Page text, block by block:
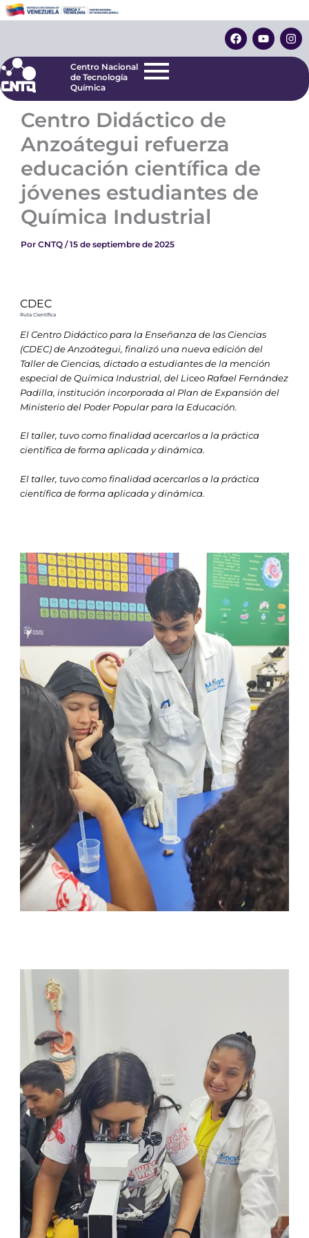
al
F
a
c
o
Y
o
u
e
I
n
s
r
Centro Nacional
de Tecnología
Centro Nacional
de Tecnología
Química
Centro Didáctico de
Anzoátegui refuerza
educación científica de
jóvenes estudiantes de
Química Industrial
Por CNTQ /15 de septiembre de 2025
CDEC
Ruta Científica
El Centro Didáctico para la Enseñanza de las Ciencias
(CDEC) de Anzoátegui, finalizó una nueva edición del
Taller de Ciencias, dictado a estudiantes de la mención
especial de Química Industrial, del Liceo Rafael Fernández
Padilla, institución incorporada al Plan de Expansión del
Ministerio del Poder Popular para la Educación.
El taller, tuvo como finalidad acercarlos a la práctica
científica de forma aplicada y dinámica.
El taller, tuvo como finalidad acercarlos a la práctica
científica de forma aplicada y dinámica.